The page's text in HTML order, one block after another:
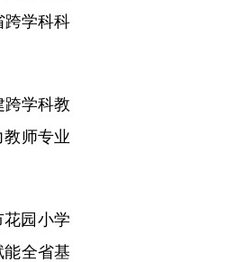
学科科
学科教
师专业
园小学
全省基